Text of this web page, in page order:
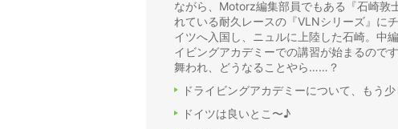
ながら、Motorz編集部員でもある『石崎敦
れている耐久レースの『VLNシリーズ』に
イツへ入国し、ニュルに上陸した石崎。中
イビングアカデミーでの講習が始まるので
舞われ、どうなることやら……？
ドライビングアカデミーについて、もう少
ドイツは良いとこ〜♪